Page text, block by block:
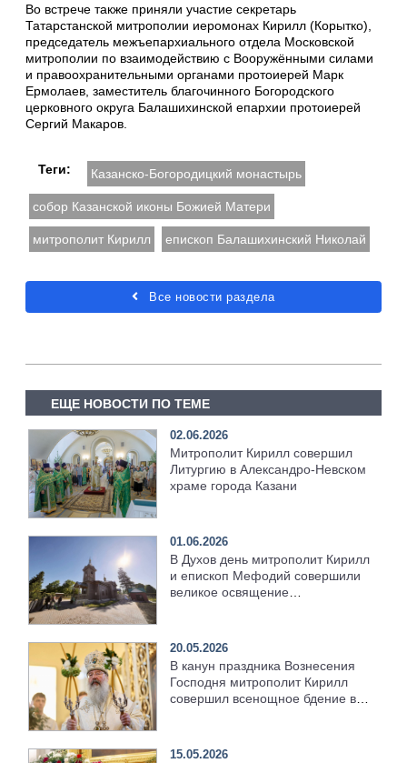
Во встрече также приняли участие секретарь
Татарстанской митрополии иеромонах Кирилл (Корытко),
председатель межъепархиального отдела Московской
митрополии по взаимодействию с Вооружёнными силами
и правоохранительными органами протоиерей Марк
Ермолаев, заместитель благочинного Богородского
церковного округа Балашихинской епархии протоиерей
Сергий Макаров.
Теги: Казанско-Богородицкий монастырь
собор Казанской иконы Божией Матери
митрополит Кирилл епископ Балашихинский Николай
Все новости раздела
ЕЩЕ НОВОСТИ ПО ТЕМЕ
02.06.2026
Митрополит Кирилл совершил
Литургию в Александро-Невском
храме города Казани
01.06.2026
В Духов день митрополит Кирилл
и епископ Мефодий совершили
великое освящение
20.05.2026
В канун праздника Вознесения
Господня митрополит Кирилл
совершил всенощное бдение в
15.05.2026